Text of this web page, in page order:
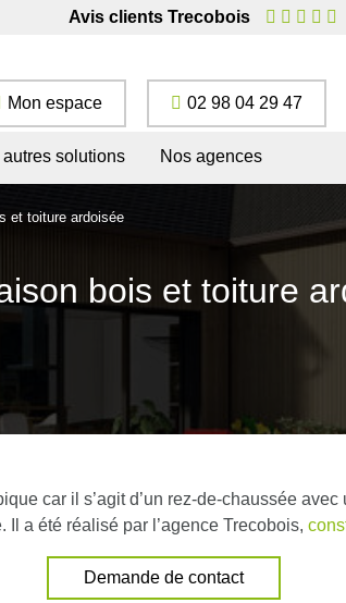
Avis clients Trecobois
Mon espace 02 98 04 29 47
autres solutions Nos agences
et toiture ardoisée
bois et toiture
car il s’agit d’un rez-de-chaussée
a été réalisé par l’agence Trecobois,
Demande de contact